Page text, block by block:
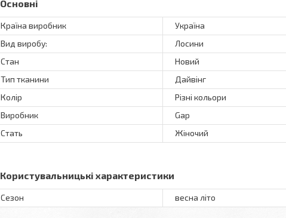
Основні
Країна виробник
Україна
Вид виробу:
Лосини
Стан
Новий
Тип тканини
Дайвінг
Колір
Різні кольори
Виробник
Gap
Стать
Жіночий
Користувальницькі характеристики
Сезон весна літо